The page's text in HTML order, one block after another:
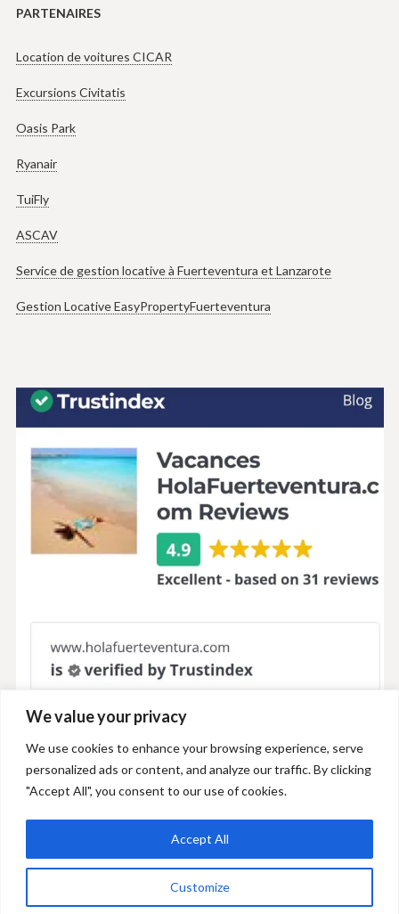
We value your privacy
We use cookies to enhance your browsing experience, serve
personalized ads or content, and analyze our traffic. By clicking
"Accept All", you consent to our use of cookies.
Customize
Accept All
PARTENAIRES
Location de voitures CICAR
Excursions Civitatis
Oasis Park
Ryanair
TuiFly
ASCAV
Service de gestion locative à Fuerteventura et Lanzarote
Gestion Locative EasyPropertyFuerteventura
+34 606 893 686
info@holafuerteventura.com